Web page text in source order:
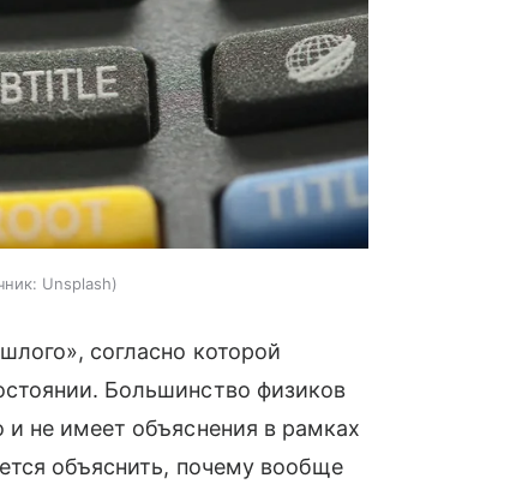
Unsplash
согласно которой
Большинство физиков
и не имеет объяснения в рамках
объяснить, почему вообще